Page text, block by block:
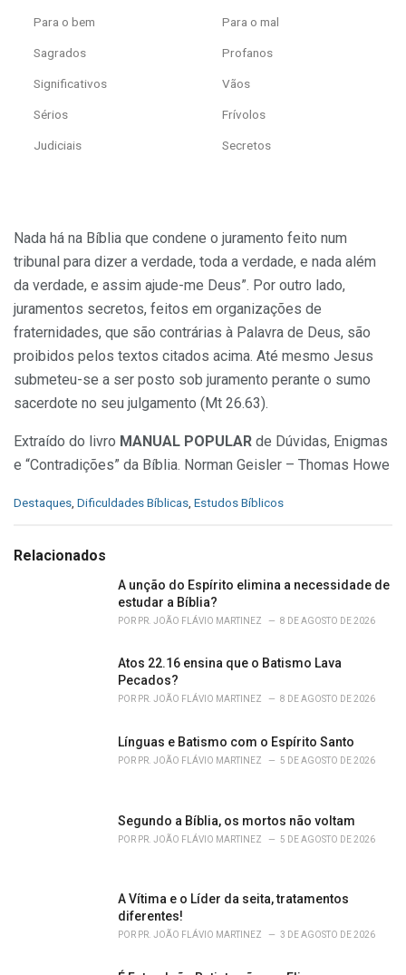
Para o bem Para o mal
Sagrados Profanos
Significativos Vãos
Sérios Frívolos
Judiciais Secretos
Nada há na Bíblia que condene o juramento feito num
tribunal para dizer a verdade, toda a verdade, e nada além
da verdade, e assim ajude-me Deus”. Por outro lado,
juramentos secretos, feitos em organizações de
fraternidades, que são contrárias à Palavra de Deus, são
proibidos pelos textos citados acima. Até mesmo Jesus
submeteu-se a ser posto sob juramento perante o sumo
sacerdote no seu julgamento (Mt 26.63).
Extraído do livro MANUAL POPULAR de Dúvidas, Enigmas
e “Contradições” da Bíblia. Norman Geisler – Thomas Howe
C
e
Destaques, Dificuldades Bíblicas, Estudos Bíblicos
Relacionados
A unção do Espírito elimina a necessidade de
estudar a Bíblia?
POR PR. JOÃO FLÁVIO MARTINEZ 8 DE AGOSTO DE 2026
Atos 22.16 ensina que o Batismo Lava
Pecados?
POR PR. JOÃO FLÁVIO MARTINEZ 8 DE AGOSTO DE 2026
Línguas e Batismo com o Espírito Santo
POR PR. JOÃO FLÁVIO MARTINEZ 5 DE AGOSTO DE 2026
Segundo a Bíblia, os mortos não voltam
POR PR. JOÃO FLÁVIO MARTINEZ 5 DE AGOSTO DE 2026
A Vítima e o Líder da seita, tratamentos
diferentes!
POR PR. JOÃO FLÁVIO MARTINEZ 3 DE AGOSTO DE 2026